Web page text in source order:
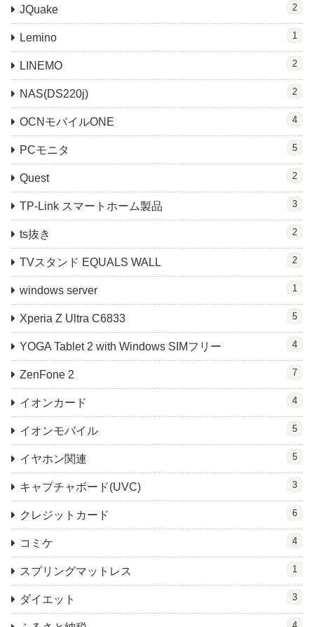
JQuake 2
Lemino 1
LINEMO 2
NAS(DS220j) 2
OCNモバイルONE 4
PCモニタ 5
Quest 2
TP-Link スマートホーム製品 3
ts抜き 2
TVスタンド EQUALS WALL 2
windows server 1
Xperia Z Ultra C6833 5
YOGA Tablet 2 with Windows SIMフリー 4
ZenFone 2 7
イオンカード 4
イオンモバイル 5
イヤホン関連 5
キャプチャボード(UVC) 3
クレジットカード 6
コミケ 4
スプリングマットレス 1
ダイエット 3